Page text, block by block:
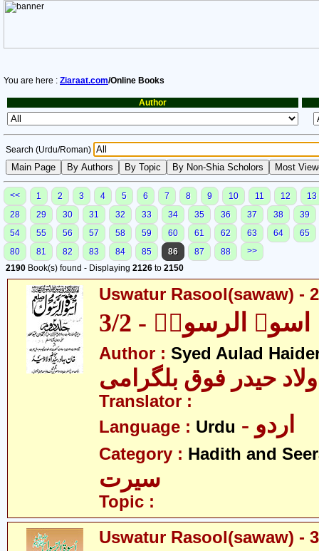
You are here : Ziaraat.com/Online Books
Author
Search (Urdu/Roman)
<< 1 2 3 4 5 6 7 8 9 10 11 12
13
28
29 30 31 32 33 34 35 36 37 38
39
54
55 56 57 58 59 60 61 62 63 64
65
80
81 82 83 84 85 86 87 88
>>
2190 Book(s) found - Displaying 2126 to 2150
Uswatur Rasool(sawaw) -
اسوۃ الرسولؐ - 3/2
Author : Syed Aulad
حیدر فوق بلگرامی
Translator :
Language : Urdu - اردو
Category : Hadith and
سیرت
Topic :
Uswatur Rasool(sawaw) -